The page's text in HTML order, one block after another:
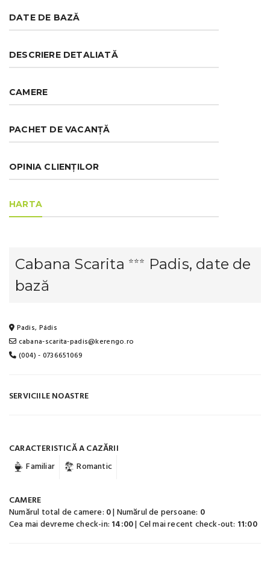
DATE DE BAZĂ
DESCRIERE DETALIATĂ
CAMERE
PACHET DE VACANȚĂ
OPINIA CLIENȚILOR
HARTA
Cabana Scarita ⭐⭐⭐
Padis, date de
bază
Padis, Pádis
cabana-scarita-padis@kerengo.ro
(004) - 0736651069
SERVICIILE NOASTRE
CARACTERISTICĂ A CAZĂRII
Familiar
Romantic
CAMERE
Numărul total de camere: 0| Numărul de persoane: 0
Cea mai devreme check-in: 14:00| Cel mai recent check-out: 11:00